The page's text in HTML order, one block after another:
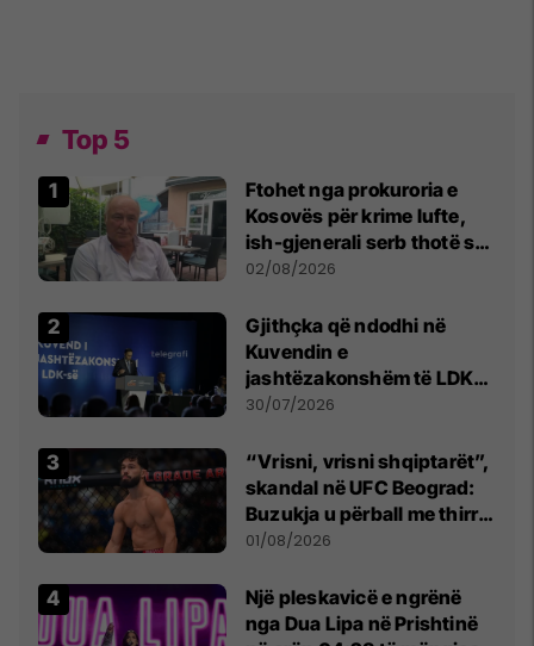
Top 5
Ftohet nga prokuroria e
Kosovës për krime lufte,
ish-gjenerali serb thotë se
dikush e tradhtoi në
02/08/2026
Gjithçka që ndodhi në
Kuvendin e
jashtëzakonshëm të LDK-
së
30/07/2026
“Vrisni, vrisni shqiptarët”,
skandal në UFC Beograd:
Buzukja u përball me thirrje
anti-shqiptare nga
01/08/2026
Një pleskavicë e ngrënë
nga Dua Lipa në Prishtinë